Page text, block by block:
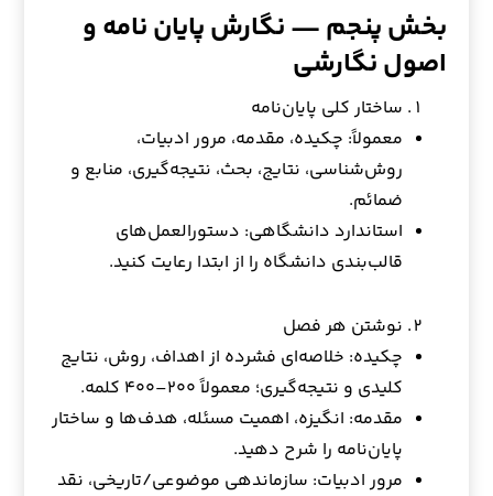
بخش پنجم —نگارش پایان نامهو
اصول نگارشی
ساختار کلی پایان‌نامه
معمولاً: چکیده، مقدمه، مرور ادبیات،
روش‌شناسی، نتایج، بحث، نتیجه‌گیری، منابع و
ضمائم.
استاندارد دانشگاهی: دستورالعمل‌های
قالب‌بندی دانشگاه را از ابتدا رعایت کنید.
نوشتن هر فصل
چکیده: خلاصه‌ای فشرده از اهداف، روش، نتایج
کلیدی و نتیجه‌گیری؛ معمولاً ۲۰۰–۴۰۰ کلمه.
مقدمه: انگیزه، اهمیت مسئله، هدف‌ها و ساختار
پایان‌نامه را شرح دهید.
مرور ادبیات: سازماندهی موضوعی/تاریخی، نقد